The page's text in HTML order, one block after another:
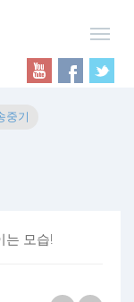
중기
는 모습!